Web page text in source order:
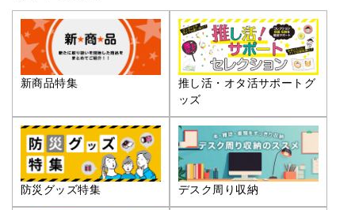
新商品特集
推し活・オタ活サポートグ
ッズ
防災グッズ特集 デスク周り収納